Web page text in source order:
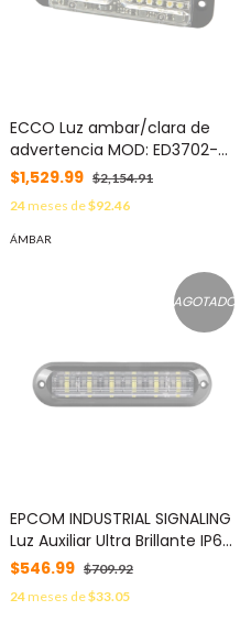
ECCO Luz ambar/clara de
advertencia MOD: ED3702-
AC
$1,529.99 $2,154.91
24meses de$92.46
ÁMBAR
AGOTADO
EPCOM INDUSTRIAL SIGNALING
Luz Auxiliar Ultra Brillante IP67
de 6 LEDs, Color Ambar, con
negro MOD: XLT1835A
$546.99 $709.92
24meses de$33.05